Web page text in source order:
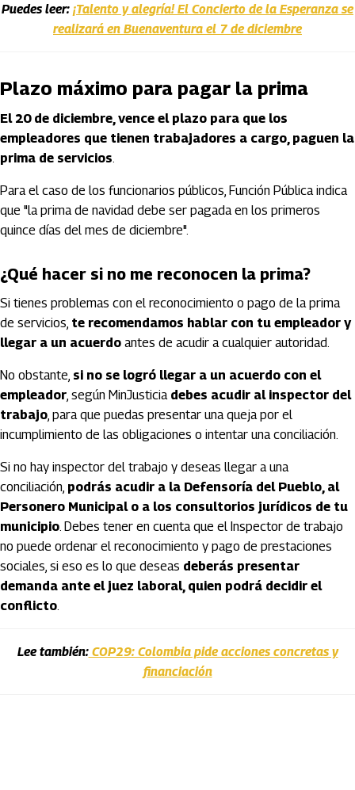
Puedes leer: ¡Talento y alegría! El Concierto de la Esperanza se
realizará en Buenaventura el 7 de diciembre
Plazo máximo para pagar la prima
El 20 de diciembre, vence el plazo para que los
empleadores que tienen trabajadores a cargo, paguen la
prima de servicios.
Para el caso de los funcionarios públicos, Función Pública indica
que "la prima de navidad debe ser pagada en los primeros
quince días del mes de diciembre".
¿Qué hacer si no me reconocen la prima?
Si tienes problemas con el reconocimiento o pago de la prima
de servicios, te recomendamos hablar con tu empleador y
llegar a un acuerdo antes de acudir a cualquier autoridad.
No obstante, si no se logró llegar a un acuerdo con el
empleador, según MinJusticia debes acudir al inspector del
trabajo, para que puedas presentar una queja por el
incumplimiento de las obligaciones o intentar una conciliación.
Si no hay inspector del trabajo y deseas llegar a una
conciliación, podrás acudir a la Defensoría del Pueblo, al
Personero Municipal o a los consultorios jurídicos de tu
municipio. Debes tener en cuenta que el Inspector de trabajo
no puede ordenar el reconocimiento y pago de prestaciones
sociales, si eso es lo que deseas deberás presentar
demanda ante el juez laboral, quien podrá decidir el
conflicto.
Lee también:COP29: Colombia pide acciones concretas y
financiación